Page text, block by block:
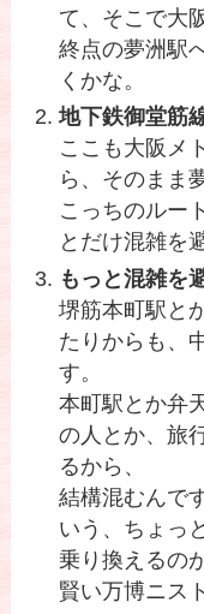
て、そこで大
終点の夢洲駅
くかな。
地下鉄御堂筋
ここも大阪メ
ら、そのまま
こっちのルー
とだけ混雑を
もっと混雑を
堺筋本町駅と
たりからも、
す。
本町駅とか弁
の人とか、旅
るから、
結構混むんで
いう、ちょっ
乗り換えるの
賢い万博ニス